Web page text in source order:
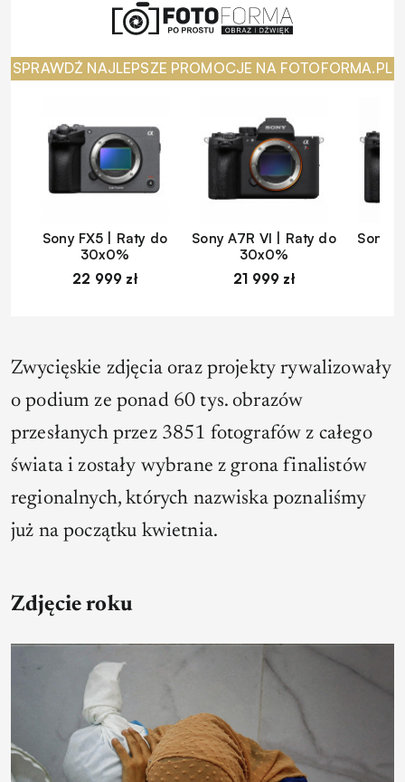
SPRAWDŹ NAJLEPSZE PROMOCJE NA FOTOFORMA.PL
Sony FX5 | Raty do
30x0%
22 999 zł
Sony A7R VI | Raty do
30x0%
21 999 zł
Sony
Zwycięskie zdjęcia oraz projekty rywalizowały
o podium ze ponad 60 tys. obrazów
przesłanych przez 3851 fotografów z całego
świata i zostały wybrane z grona finalistów
regionalnych, których nazwiska poznaliśmy
już na początku kwietnia.
Zdjęcie roku